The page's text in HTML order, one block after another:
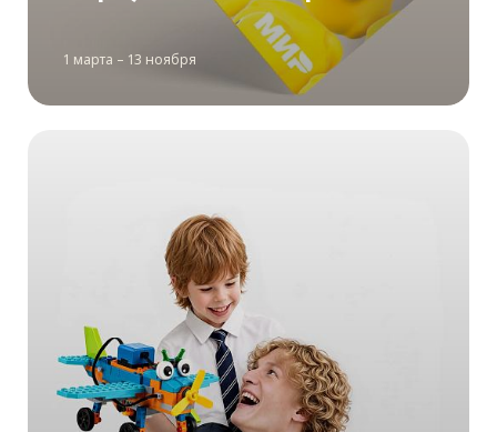
1 марта – 13 ноября